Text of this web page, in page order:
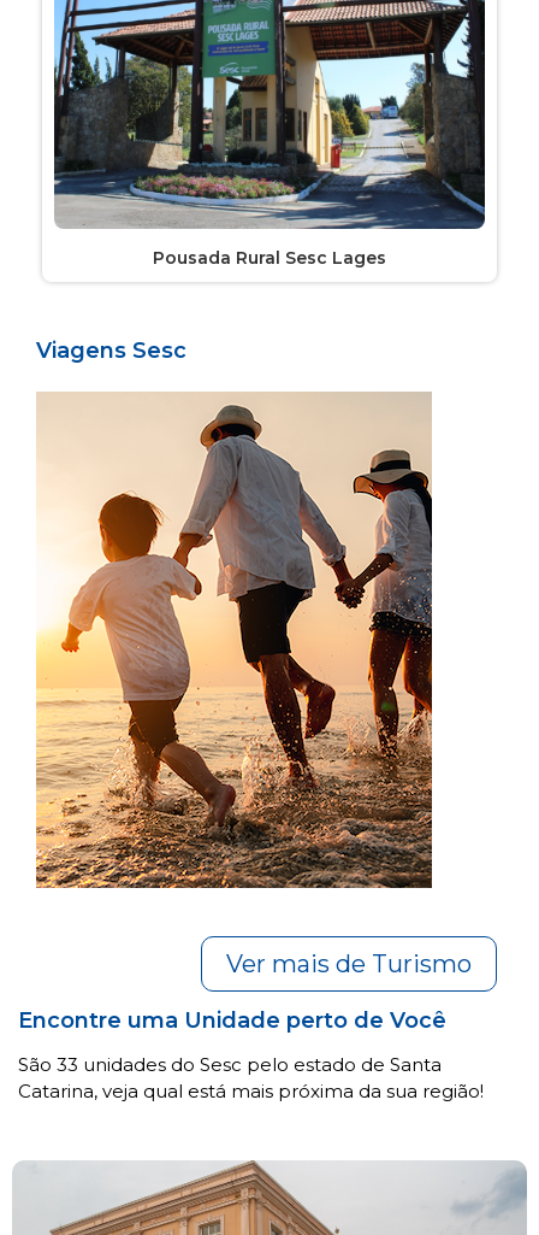
Pousada Rural Sesc Lages
Viagens Sesc
Ver mais de Turismo
Encontre uma Unidade perto de Você
São 33 unidades do Sesc pelo estado de Santa
Catarina, veja qual está mais próxima da sua região!